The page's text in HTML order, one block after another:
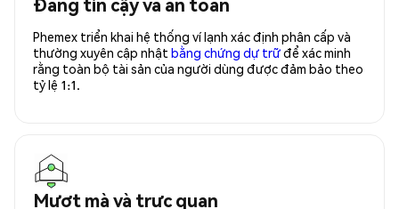
Phemex triển khai hệ thống ví lạnh xác định phân cấp và
thường xuyên cập nhật bằng chứng dự trữđể xác minh
rằng toàn bộ tài sản của người dùng được đảm bảo theo
tỷ lệ 1:1.
Mượt mà và trực quan